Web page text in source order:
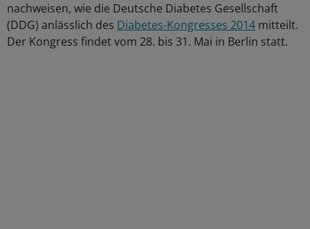
nachweisen, wie die Deutsche Diabetes Gesellschaft
(DDG) anlässlich des Diabetes-Kongresses 2014 mitteilt.
Der Kongress findet vom 28. bis 31. Mai in Berlin statt.